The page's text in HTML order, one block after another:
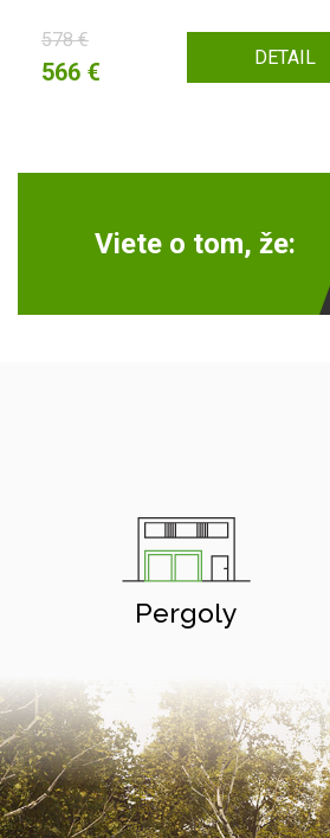
578 €
566 € DETAIL
Viete o tom, že:
Pergoly